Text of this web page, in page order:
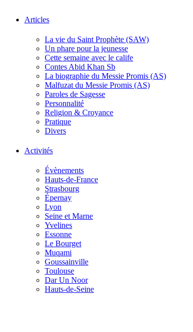
Articles
La vie du Saint Prophète (SAW)
Un phare pour la jeunesse
Cette semaine avec le calife
Contes Abid Khan Sb
La biographie du Messie Promis (AS)
Malfuzat du Messie Promis (AS)
Paroles de Sagesse
Personnalité
Religion & Croyance
Pratique
Divers
Activités
Évènements
Hauts-de-France
Strasbourg
Épernay
Lyon
Seine et Marne
Yvelines
Essonne
Le Bourget
Muqami
Goussainville
Toulouse
Dar Un Noor
Hauts-de-Seine